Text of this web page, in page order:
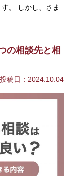
。 しかし、さま
の相談先と相
投稿日：2024.10.04